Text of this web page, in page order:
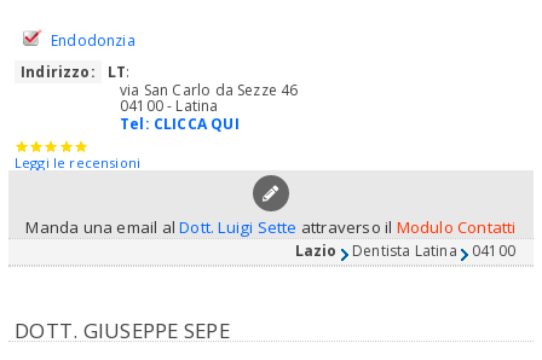
Endodonzia
Indirizzo:
LT:
via San Carlo da Sezze 46
04100 - Latina
Tel: CLICCA QUI
Leggi le recensioni
Manda una email alDott. Luigi Sette attraverso il Modulo Contatti
Lazio Dentista Latina 04100
DOTT. GIUSEPPE SEPE